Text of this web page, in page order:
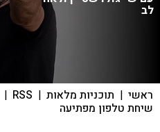
לב
ראשי | תוכניות מלאות |
RSS
|
שיחת טלפון מפתיעה